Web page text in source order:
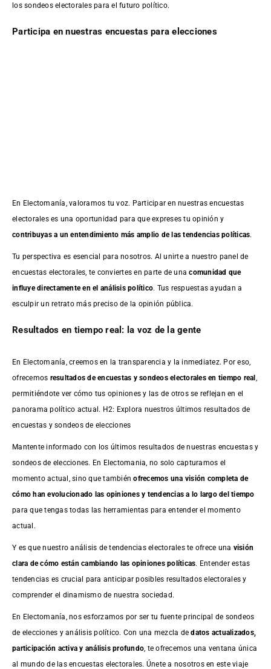
los sondeos electorales para el futuro político.
Participa en nuestras encuestas para elecciones
En Electomanía, valoramos tu voz. Participar en nuestras encuestas
electorales es una oportunidad para que expreses tu opinión y
contribuyas a un entendimiento más amplio de las tendencias políticas.
Tu perspectiva es esencial para nosotros. Al unirte a nuestro panel de
encuestas electorales, te conviertes en parte de unacomunidad que
influye directamente en el análisis político. Tus respuestas ayudan a
esculpir un retrato más preciso de la opinión pública.
Resultados en tiempo real: la voz de la gente
En Electomanía, creemos en la transparencia y la inmediatez. Por eso,
ofrecemos resultados deencuestas y sondeos electorales en tiempo real
permitiéndote ver cómo tus opiniones y las de otros se reflejan en el
panorama político actual. H2: Explora nuestros últimos resultados de
encuestas y sondeos de elecciones
Mantente informado con los últimos resultados de nuestras encuestasy
sondeos de elecciones. En Electomania, no solo capturamos el
momento actual, sino que tambiénofrecemos una visión completa de
cómo han evolucionado las opiniones y tendencias a lo largo del tiempo
para que tengas todas las herramientas para entender el momento
actual.
Y es que nuestro análisis de tendencias electorales te ofrece una visión
clara de cómo están cambiando las opiniones políticas. Entender estas
tendencias es crucial para anticipar posibles resultados electorales y
comprender el dinamismo de nuestra sociedad.
En Electomanía, nos esforzamos por ser tu fuente principal de sondeos
de elecciones y análisis político. Con una mezcla dedatos actualizados,
participación activa y análisis profundo , te ofrecemos una ventana única
al mundo de las encuestas electorales. Únete a nosotros en este viaje